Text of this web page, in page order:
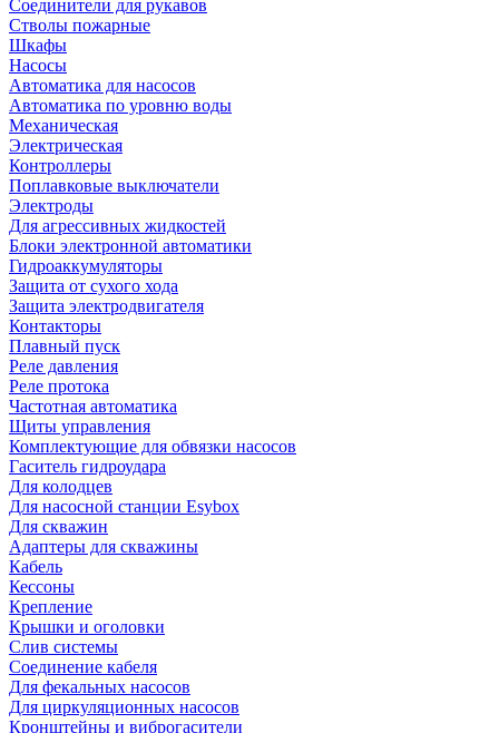
Соединители для рукавов
Стволы пожарные
Шкафы
Насосы
Автоматика для насосов
Автоматика по уровню воды
Механическая
Электрическая
Контроллеры
Поплавковые выключатели
Электроды
Для агрессивных жидкостей
Блоки электронной автоматики
Гидроаккумуляторы
Защита от сухого хода
Защита электродвигателя
Контакторы
Плавный пуск
Реле давления
Реле протока
Частотная автоматика
Щиты управления
Комплектующие для обвязки насосов
Гаситель гидроудара
Для колодцев
Для насосной станции Esybox
Для скважин
Адаптеры для скважины
Кабель
Кессоны
Крепление
Крышки и оголовки
Слив системы
Соединение кабеля
Для фекальных насосов
Для циркуляционных насосов
Кронштейны и виброгасители